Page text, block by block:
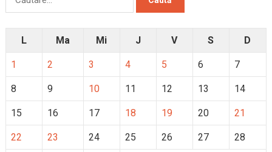
L Ma Mi J V S D
1 2 3 4 5 6 7
8 9 10 11 12 13 14
15 16 17 18 19 20 21
22 23 24 25 26 27 28